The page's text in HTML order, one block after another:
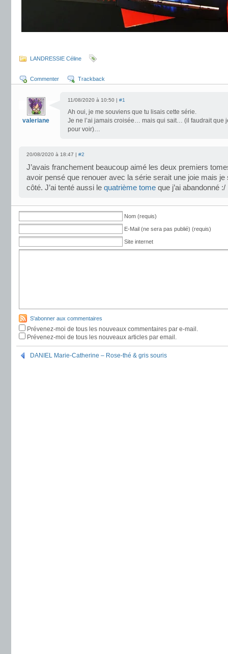
LANDRESSIE Céline
Commenter Trackback
valeriane
11/08/2020 à 10:50 | #1
Ah oui, je me souviens que tu lisais cette série.
Je ne l’ai jamais croisée… mais qui sait… (il faudrait que
pour voir)…
20/08/2020 à 18:47 | #2
J’avais franchement beaucoup aimé les deux premiers
avoir pensé que renouer avec la série serait une joie mais je
côté. J’ai tenté aussi le quatrième tome que j’ai abandonné :/
Nom (requis)
E-Mail (ne sera pas publié) (requis)
Site internet
S'abonner aux commentaires
Prévenez-moi de tous les nouveaux commentaires par e-mail.
Prévenez-moi de tous les nouveaux articles par email.
DANIEL Marie-Catherine – Rose-thé & gris souris